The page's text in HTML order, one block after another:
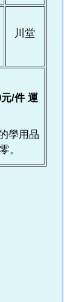
川堂
元/件 運
學用品
。